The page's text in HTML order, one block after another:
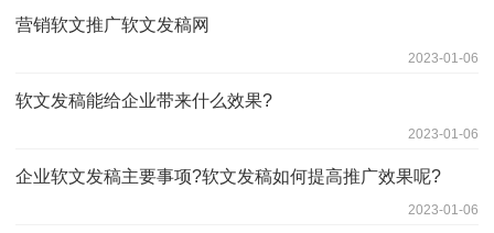
营销软文推广软文发稿网
2023-01-06
软文发稿能给企业带来什么效果?
2023-01-06
企业软文发稿主要事项?软文发稿如何提高推广效果呢?
2023-01-06